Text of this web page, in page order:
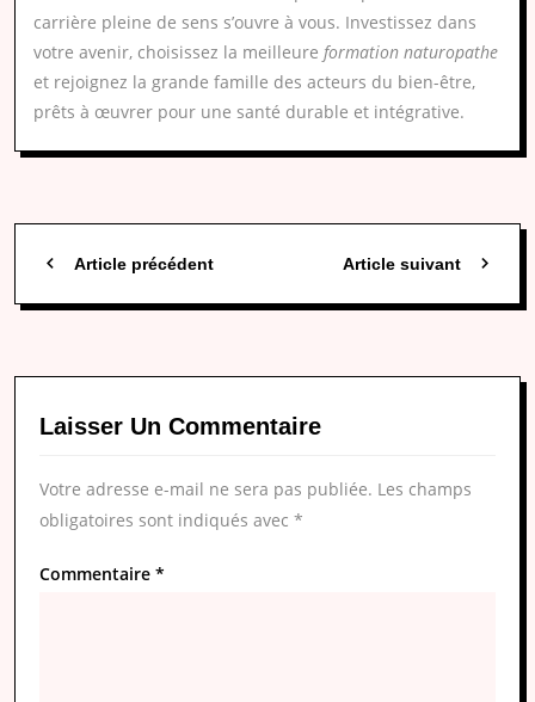
carrière pleine de sens s’ouvre à vous. Investissez dans
votre avenir, choisissez la meilleure formation naturopathe
et rejoignez la grande famille des acteurs du bien-être,
prêts à œuvrer pour une santé durable et intégrative.
Article précédent Article suivant
Laisser Un Commentaire
Votre adresse e-mail ne sera pas publiée. Les champs
obligatoires sont indiqués avec *
Commentaire *